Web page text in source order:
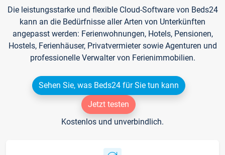
Die leistungsstarke und flexible Cloud-Software von Beds24
kann an die Bedürfnisse aller Arten von Unterkünften
angepasst werden: Ferienwohnungen, Hotels, Pensionen,
Hostels, Ferienhäuser, Privatvermieter sowie Agenturen und
professionelle Verwalter von Ferienimmobilien.
Sehen Sie, was Beds24 für Sie tun kann
Jetzt testen
Kostenlos und unverbindlich.